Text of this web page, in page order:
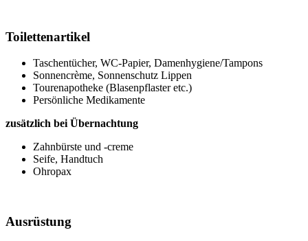
Toilettenartikel
Taschentücher, WC-Papier, Damenhygiene/Tampons
Sonnencrème, Sonnenschutz Lippen
Tourenapotheke (Blasenpflaster etc.)
Persönliche Medikamente
zusätzlich bei Übernachtung
Zahnbürste und -creme
Seife, Handtuch
Ohropax
Ausrüstung